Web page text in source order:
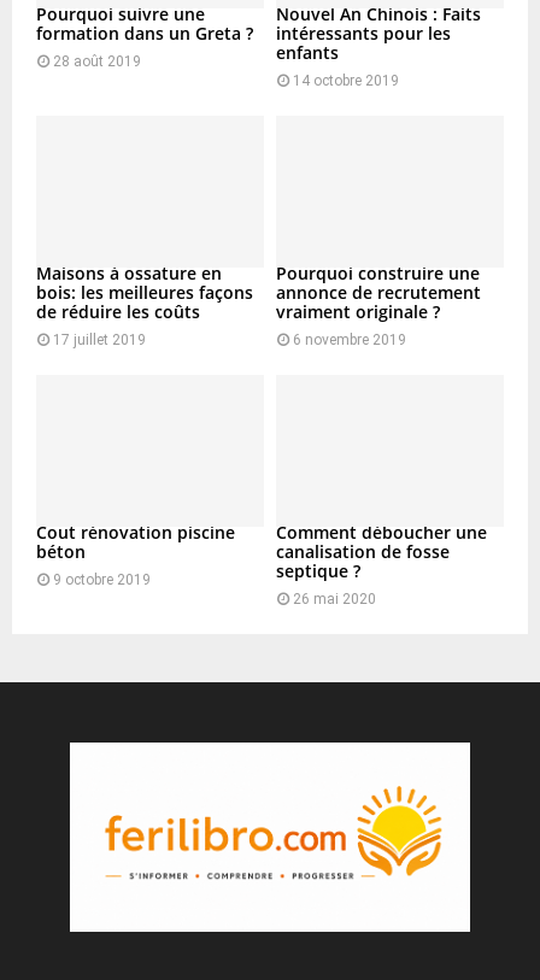
Pourquoi suivre une
formation dans un Greta ?
28 août 2019
Nouvel An Chinois : Faits
intéressants pour les
enfants
14 octobre 2019
Maisons à ossature en
bois: les meilleures façons
de réduire les coûts
17 juillet 2019
Pourquoi construire une
annonce de recrutement
vraiment originale ?
6 novembre 2019
Cout rénovation piscine
béton
9 octobre 2019
Comment déboucher une
canalisation de fosse
septique ?
26 mai 2020